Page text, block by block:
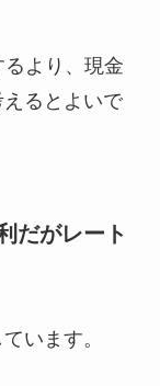
より、現金
るとよいで
だがレート
います。